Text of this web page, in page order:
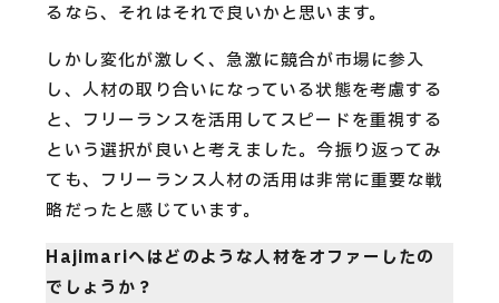
るなら、それはそれで良いかと思います。
しかし変化が激しく、急激に競合が市場に参入
し、人材の取り合いになっている状態を考慮する
と、フリーランスを活用してスピードを重視する
という選択が良いと考えました。今振り返ってみ
ても、フリーランス人材の活用は非常に重要な戦
略だったと感じています。
Hajimariへはどのような人材をオファーしたの
でしょうか？